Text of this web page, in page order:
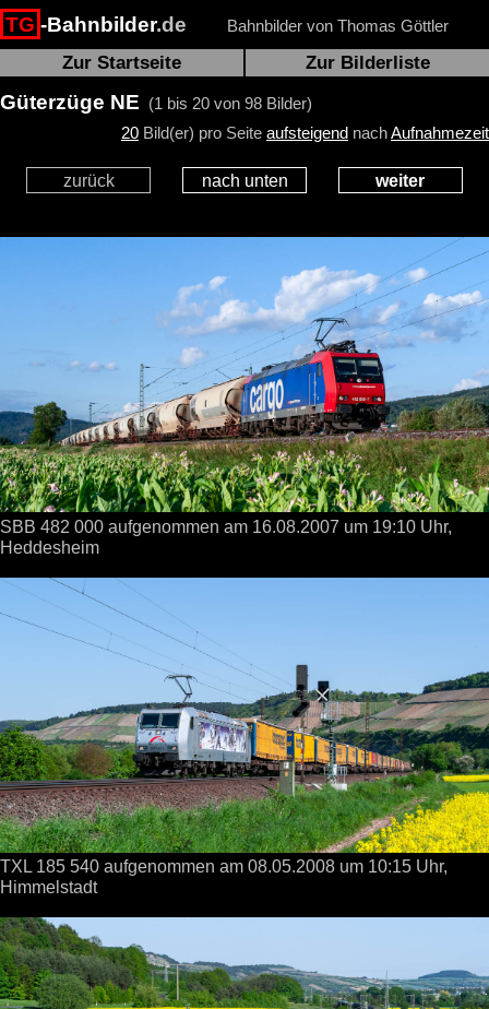
TG -Bahnbilder.de Bahnbilder von Thomas Göttler
Zur Startseite Zur Bilderliste
Güterzüge NE (1 bis 20 von 98 Bilder)
20 Bild(er) pro Seite aufsteigend nachAufnahmezeit
zurück nach unten weiter
SBB 482 000 aufgenommen am 16.08.2007 um 19:10 Uhr,
Heddesheim
TXL 185 540 aufgenommen am 08.05.2008 um 10:15 Uhr,
Himmelstadt